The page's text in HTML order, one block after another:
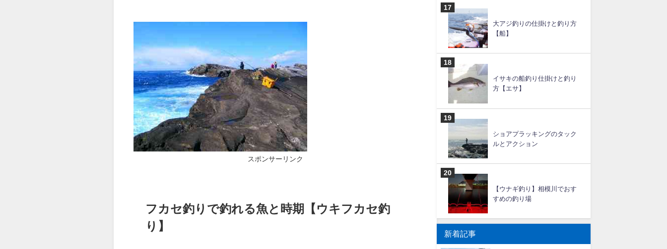
スポンサーリンク
フカセ釣りで釣れる魚と時期【ウキフカセ釣
り】
大アジ釣りの仕掛けと釣り方
【船】
イサキの船釣り仕掛けと釣り
方【エサ】
ショアプラッキングのタック
ルとアクション
【ウナギ釣り】相模川でおす
すめの釣り場
新着記事